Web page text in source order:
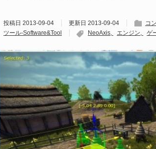
投稿日 2013-09-04 更新日 2013-09-04 コ
ツール-Software&Tool
NeoAxis エンジン ゲ